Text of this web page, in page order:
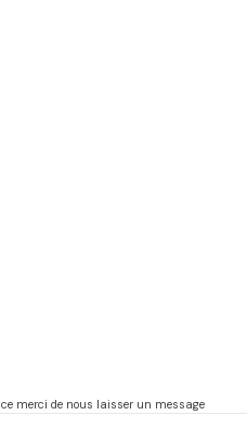
merci de nous laisser un message